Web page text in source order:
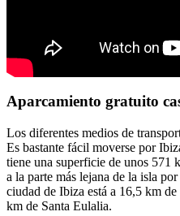
Aparcamiento gratuito
Los diferentes medios de
Es bastante fácil moverse por
tiene una superficie de unos 571
a la parte más lejana de la isla
ciudad de Ibiza está a 16,5 km
km de Santa Eulalia.